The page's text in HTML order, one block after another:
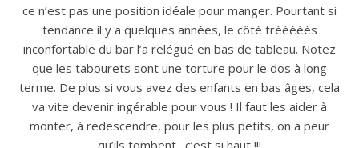
ce n’est pas une position idéale pour manger. Pourtant si
tendance il y a quelques années, le côté trèèèèès
inconfortable du bar l’a relégué en bas de tableau. Notez
que les tabourets sont une torture pour le dos à long
terme. De plus si vous avez des enfants en bas âges, cela
va vite devenir ingérable pour vous ! Il faut les aider à
monter, à redescendre, pour les plus petits, on a peur
qu’ils tombent…c’est si haut !!!